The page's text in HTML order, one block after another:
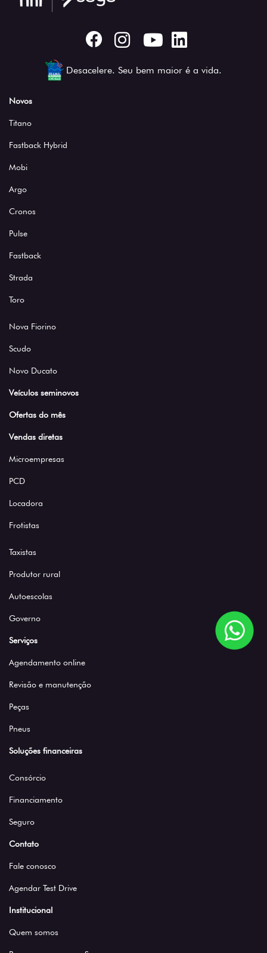
Desacelere. Seu bem maior é a vida.
Novos
Titano
Fastback Hybrid
Mobi
Argo
Cronos
Pulse
Fastback
Strada
Toro
Nova Fiorino
Scudo
Novo Ducato
Veículos seminovos
Ofertas do mês
Vendas diretas
Microempresas
PCD
Locadora
Frotistas
Taxistas
Produtor rural
Autoescolas
Governo
Serviços
Agendamento online
Revisão e manutenção
Peças
Pneus
Soluções financeiras
Consórcio
Financiamento
Seguro
Contato
Fale conosco
Agendar Test Drive
Institucional
Quem somos